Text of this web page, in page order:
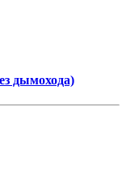
дымохода)